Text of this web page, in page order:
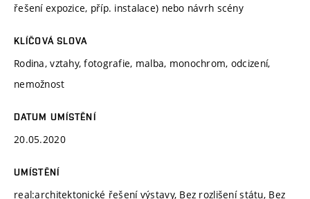
řešení expozice, příp. instalace) nebo návrh scény
KLÍČOVÁ SLOVA
Rodina, vztahy, fotografie, malba, monochrom, odcizení,
nemožnost
DATUM UMÍSTĚNÍ
20.05.2020
UMÍSTĚNÍ
real:architektonické řešení výstavy, Bez rozlišení státu, Bez